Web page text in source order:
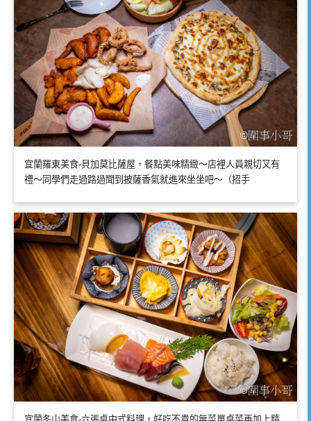
宜蘭羅東美食-貝加莫比薩屋，餐點美味精緻～店裡人員親切又有
禮～同學們走過路過聞到披薩香氣就進來坐坐吧～（招手